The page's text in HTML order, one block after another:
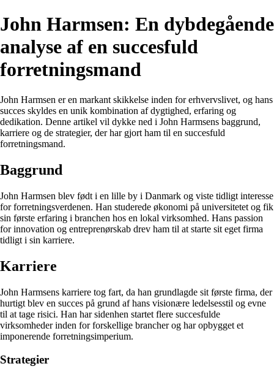
John Harmsen: En dybdegående
analyse af en succesfuld
forretningsmand
John Harmsen er en markant skikkelse inden for erhvervslivet, og hans
succes skyldes en unik kombination af dygtighed, erfaring og
dedikation. Denne artikel vil dykke ned i John Harmsens baggrund,
karriere og de strategier, der har gjort ham til en succesfuld
forretningsmand.
Baggrund
John Harmsen blev født i en lille by i Danmark og viste tidligt interesse
for forretningsverdenen. Han studerede økonomi på universitetet og fik
sin første erfaring i branchen hos en lokal virksomhed. Hans passion
for innovation og entreprenørskab drev ham til at starte sit eget firma
tidligt i sin karriere.
Karriere
John Harmsens karriere tog fart, da han grundlagde sit første firma, der
hurtigt blev en succes på grund af hans visionære ledelsesstil og evne
til at tage risici. Han har sidenhen startet flere succesfulde
virksomheder inden for forskellige brancher og har opbygget et
imponerende forretningsimperium.
Strategier